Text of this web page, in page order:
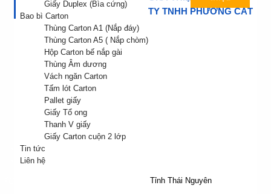
Giấy Duplex (Bìa cứng)
Bao bì Carton
Thùng Carton A1 (Nắp đáy)
Thùng Carton A5 ( Nắp chòm)
Hộp Carton bế nắp gài
Thùng Âm dương
Vách ngăn Carton
Tấm lót Carton
Pallet giấy
Giấy Tổ ong
Thanh V giấy
Giấy Carton cuộn 2 lớp
Tin tức
Liên hệ
Tỉnh Thái Nguyên
TY TNHH PHƯƠNG CÁT